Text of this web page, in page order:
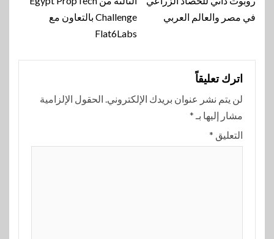
Challenge بالتعاون مع
Flat6Labs
في مصر والعالم العربي
اترك تعليقاً
لن يتم نشر عنوان بريدك الإلكتروني. الحقول الإلزامية
مشار إليها بـ *
التعليق *